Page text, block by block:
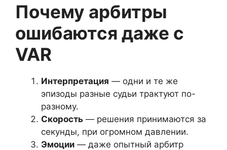
Почему арбитры
ошибаются даже с
VAR
Интерпретация — одни и те же
эпизоды разные судьи трактуют по-
разному.
Скорость — решения принимаются за
секунды, при огромном давлении.
Эмоции — даже опытный арбитр